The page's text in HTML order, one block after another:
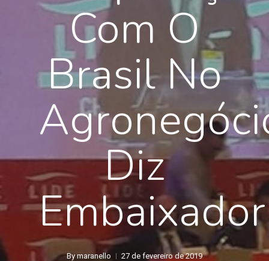
Com O
Brasil No
Diz
Embaixador
By maranello
27 de fevereiro de 2019